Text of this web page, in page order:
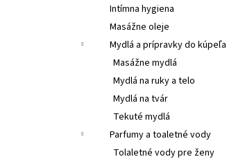
Intímna hygiena
Masážne oleje
Mydlá a prípravky do kúpeľa
Masážne mydlá
Mydlá na ruky a telo
Mydlá na tvár
Tekuté mydlá
Parfumy a toaletné vody
Tolaletné vody pre ženy